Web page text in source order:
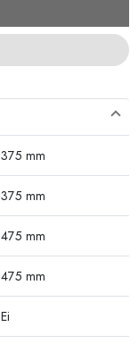
375 mm
375 mm
475 mm
475 mm
Ei